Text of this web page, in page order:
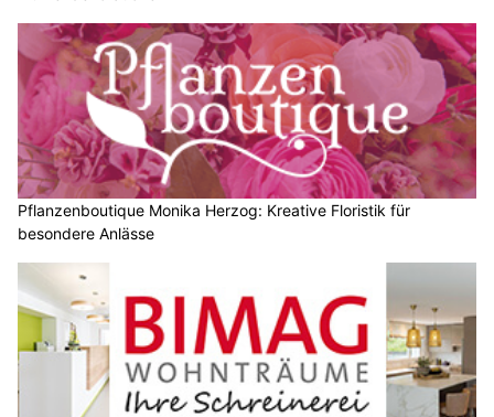
Pflanzenboutique Monika Herzog: Kreative Floristik für
besondere Anlässe